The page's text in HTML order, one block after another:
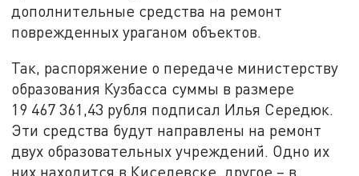
дополнительные средства на ремонт
поврежденных ураганом объектов.
Так, распоряжение о передаче министерству
образования Кузбасса суммы в размере
19 467 361,43 рубля подписал Илья Середюк.
Эти средства будут направлены на ремонт
двух образовательных учреждений. Одно их
них находится в Киселевске, другое – в